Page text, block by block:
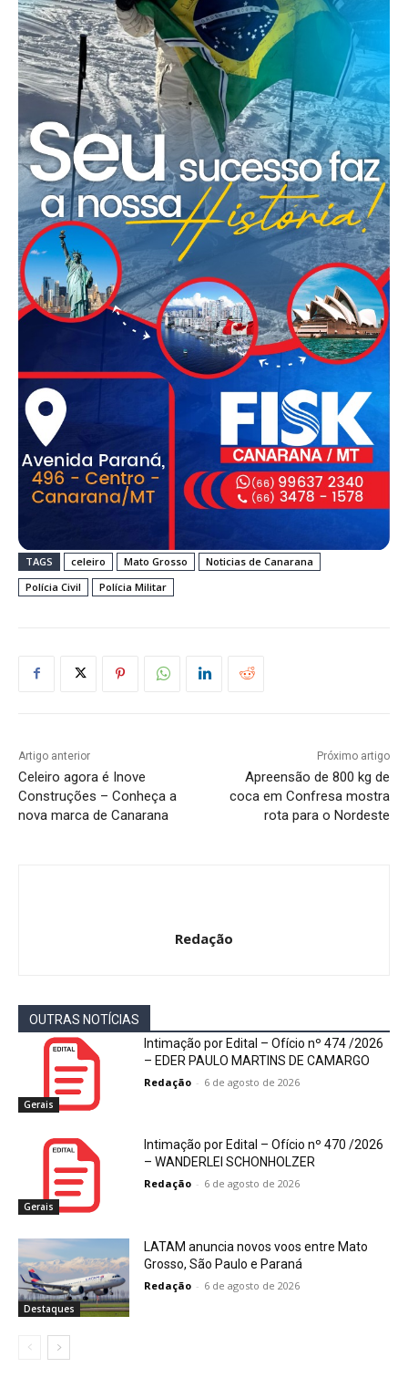
TAGS celeiro Mato Grosso
Noticias de Canarana
Polícia Civil
Polícia Militar
Artigo anterior
Celeiro agora é Inove
Construções – Conheça a
nova marca de Canarana
Próximo artigo
Apreensão de 800 kg de
coca em Confresa mostra
rota para o Nordeste
Redação
OUTRAS NOTÍCIAS
Gerais
Intimação por Edital – Ofício nº 474 /2026
– EDER PAULO MARTINS DE CAMARGO
Redação - 6 de agosto de 2026
Gerais
Intimação por Edital – Ofício nº 470 /2026
– WANDERLEI SCHONHOLZER
Redação - 6 de agosto de 2026
Destaques
LATAM anuncia novos voos entre Mato
Grosso, São Paulo e Paraná
Redação - 6 de agosto de 2026